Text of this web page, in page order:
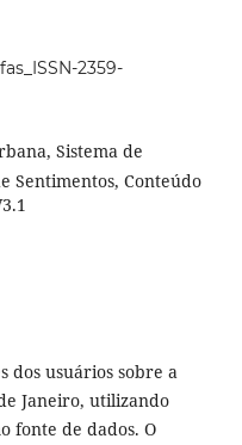
2359-
Sistema de
Sentimentos, Conteúdo
dos usuários sobre a
Janeiro, utilizando
fonte de dados. O